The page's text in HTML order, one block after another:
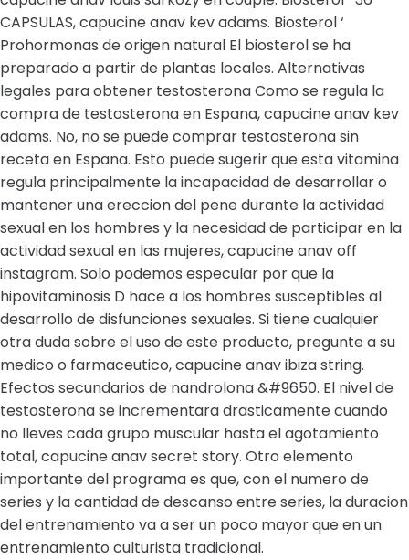
CAPSULAS, capucine anav kev adams. Biosterol ‘
Prohormonas de origen natural El biosterol se ha
preparado a partir de plantas locales. Alternativas
legales para obtener testosterona Como se regula la
compra de testosterona en Espana, capucine anav kev
adams. No, no se puede comprar testosterona sin
receta en Espana. Esto puede sugerir que esta vitamina
regula principalmente la incapacidad de desarrollar o
mantener una ereccion del pene durante la actividad
sexual en los hombres y la necesidad de participar en la
actividad sexual en las mujeres, capucine anav off
instagram. Solo podemos especular por que la
hipovitaminosis D hace a los hombres susceptibles al
desarrollo de disfunciones sexuales. Si tiene cualquier
otra duda sobre el uso de este producto, pregunte a su
medico o farmaceutico, capucine anav ibiza string.
Efectos secundarios de nandrolona &#9650. El nivel de
testosterona se incrementara drasticamente cuando
no lleves cada grupo muscular hasta el agotamiento
total, capucine anav secret story. Otro elemento
importante del programa es que, con el numero de
series y la cantidad de descanso entre series, la duracion
del entrenamiento va a ser un poco mayor que en un
entrenamiento culturista tradicional.